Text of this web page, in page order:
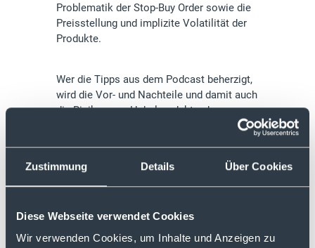
Zustimmung Details Über Cookies
Diese Webseite verwendet Cookies
Wir verwenden Cookies, um Inhalte und Anzeigen zu
Problematik der Stop-Buy Order sowie die
Preisstellung und implizite Volatilität der
Produkte.
Wer die Tipps aus dem Podcast beherzigt,
wird die Vor- und Nachteile und damit auch
die Risiken von Hebelprodukten besser
Eine Ausführliche Beschreibung der Tipps
Ratgeber - Vermeiden Sie diese häufigen